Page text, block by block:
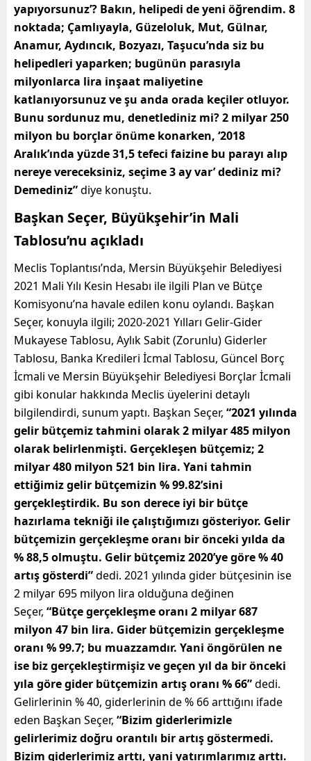
yapıyorsunuz’? Bakın, helipedi de yeni öğrendim. 8
noktada; Çamlıyayla, Güzeloluk, Mut, Gülnar,
Anamur, Aydıncık, Bozyazı, Taşucu’nda siz bu
helipedleri yaparken; bugünün parasıyla
milyonlarca lira inşaat maliyetine
katlanıyorsunuz ve şu anda orada keçiler otluyor.
Bunu sordunuz mu, denetlediniz mi? 2 milyar 250
milyon bu borçlar önüme konarken, ‘2018
Aralık’ında yüzde 31,5 tefeci faizine bu parayı alıp
nereye vereceksiniz, seçime 3 ay var’ dediniz mi?
Demediniz”diye konuştu.
Başkan Seçer, Büyükşehir’in Mali
Tablosu’nu açıkladı
Meclis Toplantısı’nda, Mersin Büyükşehir Belediyesi
2021 Mali Yılı Kesin Hesabı ile ilgili Plan ve Bütçe
Komisyonu’na havale edilen konu oylandı. Başkan
Seçer, konuyla ilgili; 2020-2021 Yılları Gelir-Gider
Mukayese Tablosu, Aylık Sabit (Zorunlu) Giderler
Tablosu, Banka Kredileri İcmal Tablosu, Güncel Borç
İcmali ve Mersin Büyükşehir Belediyesi Borçlar İcmali
gibi konular hakkında Meclis üyelerini detaylı
bilgilendirdi, sunum yaptı. Başkan Seçer, “2021 yılında
gelir bütçemiz tahmini olarak 2 milyar 485 milyon
olarak belirlenmişti. Gerçekleşen bütçemiz; 2
milyar 480 milyon 521 bin lira. Yani tahmin
ettiğimiz gelir bütçemizin % 99.82’sini
gerçekleştirdik. Bu son derece iyi bir bütçe
hazırlama tekniği ile çalıştığımızı gösteriyor. Gelir
bütçemizin gerçekleşme oranı bir önceki yılda da
% 88,5 olmuştu. Gelir bütçemiz 2020’ye göre % 40
artış gösterdi”dedi. 2021 yılında gider bütçesinin ise
2 milyar 695 milyon lira olduğuna değinen
Seçer, “Bütçe gerçekleşme oranı 2 milyar 687
milyon 47 bin lira. Gider bütçemizin gerçekleşme
oranı % 99.7; bu muazzamdır. Yani öngörülen ne
ise biz gerçekleştirmişiz ve geçen yıl da bir önceki
yıla göre gider bütçemizin artış oranı % 66”dedi.
Gelirlerinin % 40, giderlerinin de % 66 arttığını ifade
eden Başkan Seçer, “Bizim giderlerimizle
gelirlerimiz doğru orantılı bir artış göstermedi.
Bizim giderlerimiz arttı, yani yatırımlarımız arttı.